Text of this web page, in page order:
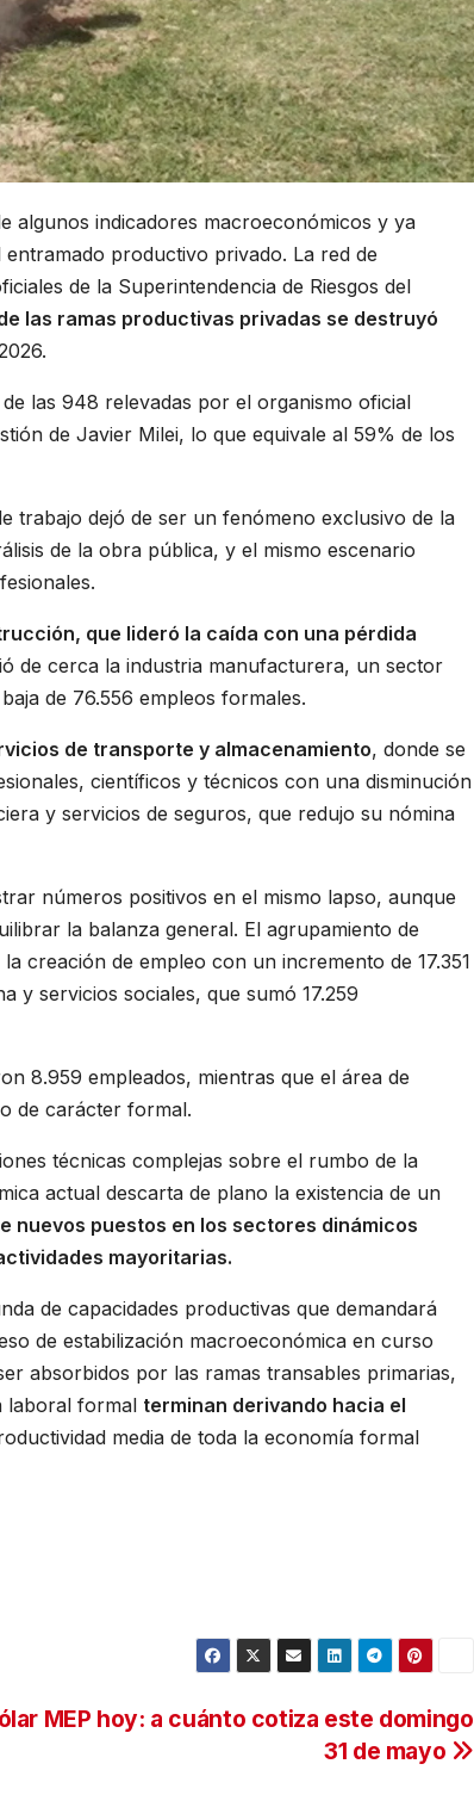
algunos indicadores macroeconómicos y ya
productivo privado. La red de
de la Superintendencia de Riesgos del
las ramas productivas privadas se destruyó
las 948 relevadas por el organismo oficial
de Javier Milei, lo que equivale al 59% de los
trabajo dejó de ser un fenómeno exclusivo de la
de la obra pública, y el mismo escenario
que lideró la caída con una pérdida
de cerca la industria manufacturera, un sector
de 76.556 empleos formales.
de transporte y almacenamiento, donde se
científicos y técnicos con una disminución
y servicios de seguros, que redujo su nómina
números positivos en el mismo lapso, aunque
la balanza general. El agrupamiento de
creación de empleo con un incremento de 17.351
y servicios sociales, que sumó 17.259
8.959 empleados, mientras que el área de
de carácter formal.
técnicas complejas sobre el rumbo de la
actual descarta de plano la existencia de un
nuevos puestos en los sectores dinámicos
mayoritarias.
de capacidades productivas que demandará
de estabilización macroeconómica en curso
absorbidos por las ramas transables primarias,
laboral formal terminan derivando hacia el
media de toda la economía formal
MEP hoy: a cuánto cotiza este domingo
31 de mayo